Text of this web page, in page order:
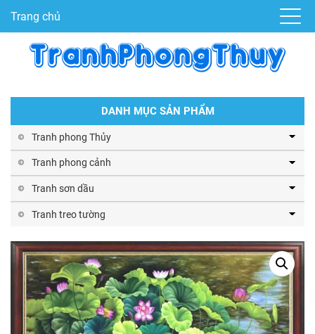
Trang chủ
DANH MỤC SẢN PHẨM
Tranh phong Thủy
Tranh phong cảnh
Tranh sơn dầu
Tranh treo tường